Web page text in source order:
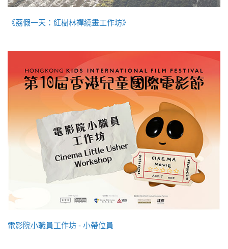
《荔假一天：紅樹林禪繞畫工作坊》
電影院小職員工作坊 - 小帶位員